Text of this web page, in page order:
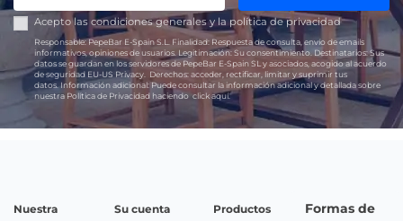
Acepto las condiciones generales y lapolítica de privacidad
Responsable:PepeBar E-Spain S.L. Finalidad: Respuesta de consulta, envío de emails
informativos, opiniones de usuarios. Legitimación: Su consentimiento. Destinatarios:Sus
datos se guardan en los servidores de PepeBar E-Spain SL y asociados, acogido al acuerdo
de seguridad EU-US Privacy.
Derechos: acceder, rectificar, limitar y suprimir tus
datos.Información adicional:Puede consultar la información adicional y detallada sobre
nuestra Política de Privacidad haciendoclick aquí.
Nuestra
Su cuenta Productos
Formas de